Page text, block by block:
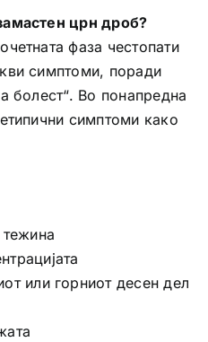
црн дроб?
фаза честопати
симптоми, поради
болест“. Во понапредна
симптоми како
или горниот десен дел